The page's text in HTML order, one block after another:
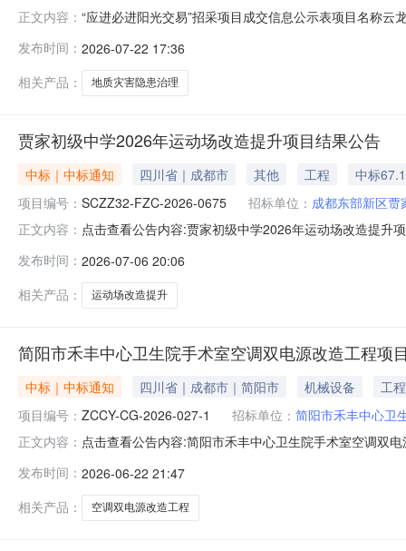
正文内容： “应进必进阳光交易”招采项目成交信息公示表项目名称
财政资金采购方式绿色通道(小额类项目)项目类型工程
发布时间： 2026-07-22 17:36
相关产品：
地质灾害隐患治理
贾家初级中学2026年运动场改造提升项目结果公告
中标｜中标通知 四川省｜成都市 其他 工程
中标
项目编号： SCZZ32-FZC-2026-0675 招标单位： 成都东部新区贾
正文内容： 点击查看公告内容:贾家初级中学2026年运动场改造提升
发布时间： 2026-07-06 20:06
相关产品：
运动场改造提升
简阳市禾丰中心卫生院手术室空调双电源改造工程项
中标｜中标通知 四川省｜成都市｜简阳市 机械设备
工程
项目编号： ZCCY-CG-2026-027-1 招标单位： 简阳市禾丰中心卫
正文内容： 点击查看公告内容:简阳市禾丰中心卫生院手术室空调双
发布时间： 2026-06-22 21:47
相关产品：
空调双电源改造工程